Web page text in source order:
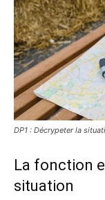
DP1 : Décrypeter la
La fonction
situation